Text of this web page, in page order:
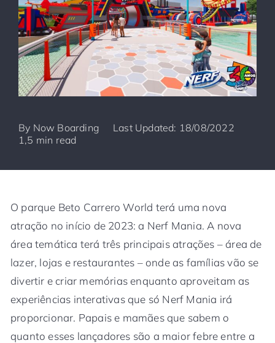
By Now Boarding
Last Updated: 18/08/2022
1,5 min read
O parque Beto Carrero World terá uma nova
atração no início de 2023: a Nerf Mania. A nova
área temática terá três principais atrações – área de
lazer, lojas e restaurantes – onde as famílias vão se
divertir e criar memórias enquanto aproveitam as
experiências interativas que só Nerf Mania irá
proporcionar. Papais e mamães que sabem o
quanto esses lançadores são a maior febre entre a